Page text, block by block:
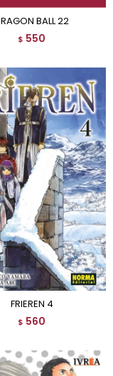
DRAGON BALL 22
$ 550
FRIEREN 4
$ 560